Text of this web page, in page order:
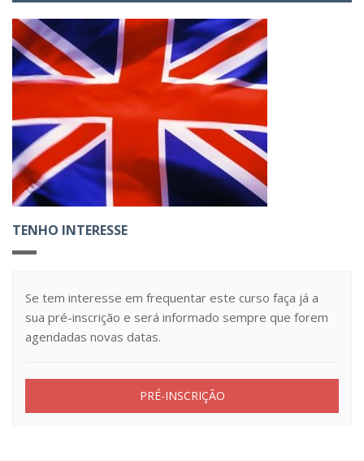
TENHO INTERESSE
Se tem interesse em frequentar este curso faça já a
sua pré-inscrição e será informado sempre que forem
agendadas novas datas.
PRÉ-INSCRIÇÃO